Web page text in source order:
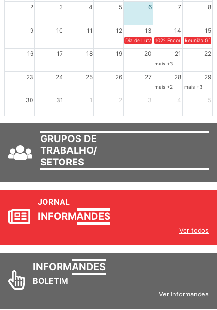
2 3 4 5 6 7 8
9 10 11 12 13 14 15
Dia de Luta em Defesa de Cuba e da
102º Encontro da
Reunião
16 17 18 19 20 21 22
mais +3
23 24 25 26 27 28 29
mais +2 mais +3
30 31 1 2 3 4 5
GRUPOS DE
TRABALHO/
SETORES
JORNAL
INFORMANDES
Ver todos
INFORMANDES
BOLETIM
Ver Informandes